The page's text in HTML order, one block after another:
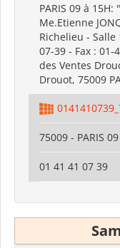
PARIS 09 à 15H:
Me.Etienne
Richelieu - Salle
07-39 - Fax : 01-
des Ventes
Drouot, 75009
75009 - PARIS 09
01 41 41 07 39